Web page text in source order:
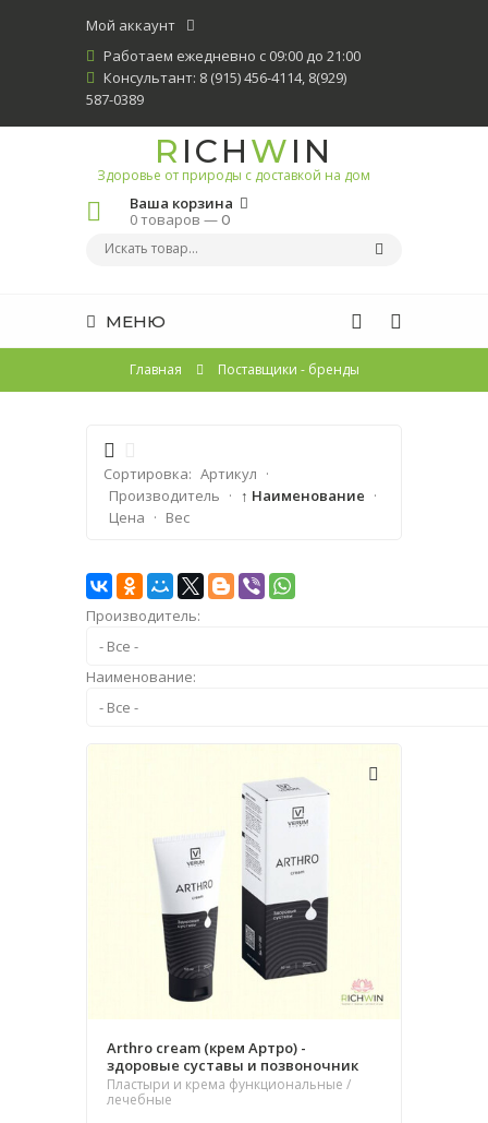
Мой аккаунт
Работаем ежедневно с 09:00 до 21:00
Консультант: 8 (915) 456-4114, 8(929)
587-0389
R ICHWIN
Здоровье от природы с доставкой на дом
Ваша корзина
0 товаров —0
МЕНЮ
Главная Поставщики - бренды
Сортировка: Артикул ·
Производитель · ↑ Наименование ·
Цена · Вес
Производитель:
Наименование:
Arthro cream (крем Артро) -
здоровые суставы и позвоночник
Пластыри и крема функциональные /
лечебные